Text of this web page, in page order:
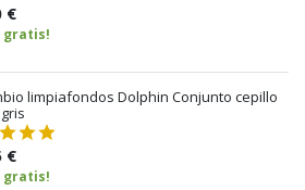
€
gratis!
limpiafondos Dolphin Conjunto cepillo
€
gratis!